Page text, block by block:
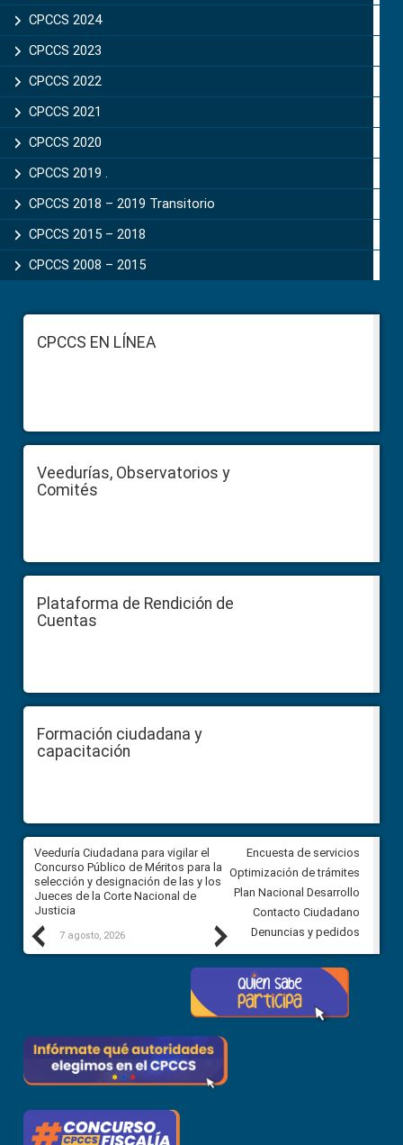
CPCCS 2024
CPCCS 2023
CPCCS 2022
CPCCS 2021
CPCCS 2020
CPCCS 2019 .
CPCCS 2018 – 2019 Transitorio
CPCCS 2015 – 2018
CPCCS 2008 – 2015
FooterCPCCS EN LÍNEA
Veedurías, Observatorios y
Comités
Plataforma de Rendición de
Cuentas
Formación ciudadana y
capacitación
Previous
Veeduría Ciudadana para vigilar el
Concurso Público de Méritos para la
selección y designación de las y los
Jueces de la Corte Nacional de
Justicia
7 agosto, 2026
Veeduría para realizar el
seguimiento de la gestión
Autónomo Descentralizado
parroquial rural de Calacalí
6 agosto, 2026
Next
Encuesta de servicios
Optimización de trámites
Plan Nacional Desarrollo
Contacto Ciudadano
Denuncias y pedidos